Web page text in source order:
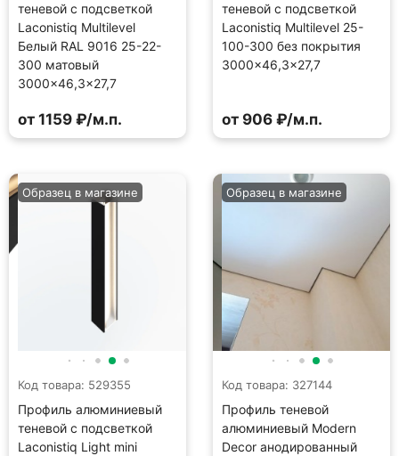
теневой с подсветкой
Laconistiq Multilevel
Белый RAL 9016 25-22-
300 матовый
3000×46,3×27,7
от 1159 ₽/м.п.
теневой с подсветкой
Laconistiq Multilevel 25-
100-300 без покрытия
3000×46,3×27,7
от 906 ₽/м.п.
Код товара: 529355
Профиль алюминиевый
теневой с подсветкой
Laconistiq Light mini
Образец в магазине
Код товара: 327144
Профиль теневой
алюминиевый Modern
Decor анодированный
Образец в магазине